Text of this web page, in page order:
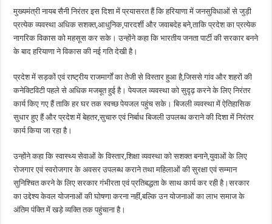
मुख्यमंत्री नायब सैनी निरंतर इस दिशा में प्रयासरत हैं कि हरियाणा में जनसुविधाओं से जुड़ी
प्रत्येक व्यवस्था अधिक सशक्त,आधुनिक,पारदर्शी और जवाबदेह बने,ताकि प्रदेश का प्रत्येक
नागरिक विकास को महसूस कर सके। उन्होंने कहा कि भारतीय जनता पार्टी की सरकार बनने
के बाद हरियाणा ने विकास की नई गति देखी है।
प्रदेश में सड़कों एवं राष्ट्रीय राजमार्गों का तेजी से विस्तार हुआ है,जिससे गांव और शहरों की
कनेक्टिविटी पहले से अधिक मजबूत हुई है। पेयजल व्यवस्था को सुदृढ़ करने के लिए निरंतर
कार्य किए गए हैं ताकि हर घर तक स्वच्छ पेयजल पहुंच सके। बिजली व्यवस्था में ऐतिहासिक
सुधार हुए हैं और प्रदेश में बेहतर,सुचारु एवं निर्बाध बिजली उपलब्ध कराने की दिशा में निरंतर
कार्य किया जा रहा है।
उन्होंने कहा कि स्वास्थ्य सेवाओं के विस्तार,शिक्षा व्यवस्था को सशक्त बनाने,युवाओं के लिए
रोजगार एवं स्वरोजगार के अवसर उपलब्ध कराने तथा महिलाओं की सुरक्षा एवं सम्मान
सुनिश्चित करने के लिए सरकार गंभीरता एवं प्रतिबद्धता के साथ कार्य कर रही है।सरकार
का उद्देश्य केवल योजनाओं की घोषणा करना नहीं,बल्कि उन योजनाओं का लाभ समाज के
अंतिम पंक्ति में खड़े व्यक्ति तक पहुंचाना है।